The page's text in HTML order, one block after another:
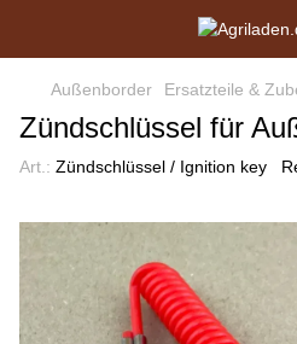
Außenborder Ersatzteile &
Zündschlüssel für
Art.: Zündschlüssel / Ignition key